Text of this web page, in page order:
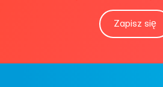
Zapisz się